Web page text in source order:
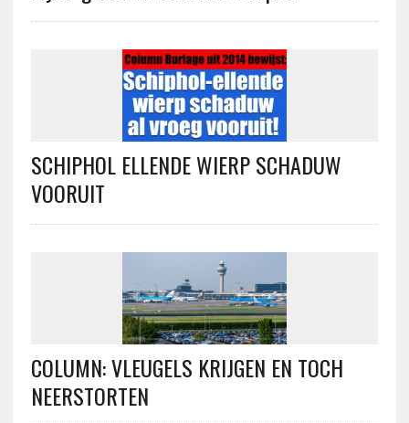
SCHIPHOL ELLENDE WIERP SCHADUW
VOORUIT
COLUMN: VLEUGELS KRIJGEN EN TOCH
NEERSTORTEN